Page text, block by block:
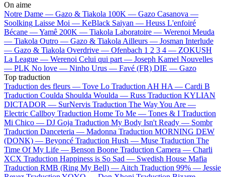
On aime
Notre Dame — Gazo & Tiakola 100K — Gazo Casanova —
Soolking Laisse Moi — KeBlack Saiyan — Heuss L'enfoiré
Bécane —Yamê 200K — Tiakola Laboratoire — Werenoi Meuda
— Tiakola Outro — Gazo & Tiakola Ailleurs — Josman Interlude
— Gazo & Tiakola Overdrive — Ofenbach 1 2 3 4 — ZOKUSH
La League — Werenoi Celui qui part — Joseph Kamel Nouvelles
— PLK No love — Ninho Urus — Favé (FR) DIE — Gazo
Top traduction
Traduction des fleurs — Tove Lo Traduction AH HA — Cardi B
Traduction Coulda Shoulda Woulda — Russ Traduction KYLIAN
DICTADOR — SurNervis Traduction The Way You Are —
Electric Callboy Traduction Home To Me — Tones & I Traduction
Mi Chico — DJ Goja Traduction My Body Isn't Ready — Sombr
Traduction Danceteria — Madonna Traduction MORNING DEW
(DONK) — Beyoncé Traduction Hush — Muse Traduction The
Time Of My Life — Benson Boone Traduction Camera — Charli
XCX Traduction Happiness is So Sad — Swedish House Mafia
Traduction RMB (Ring My Bell) — Aitch Traduction 99% — Jessie